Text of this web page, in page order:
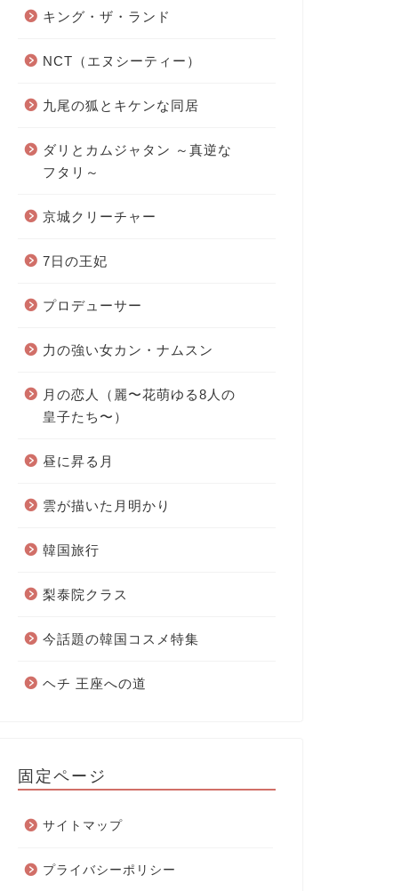
キング・ザ・ランド
NCT（エヌシーティー）
九尾の狐とキケンな同居
ダリとカムジャタン ～真逆な
フタリ～
京城クリーチャー
7日の王妃
プロデューサー
力の強い女カン・ナムスン
月の恋人（麗〜花萌ゆる8人の
皇子たち〜）
昼に昇る月
雲が描いた月明かり
韓国旅行
梨泰院クラス
今話題の韓国コスメ特集
ヘチ 王座への道
固定ページ
サイトマップ
プライバシーポリシー